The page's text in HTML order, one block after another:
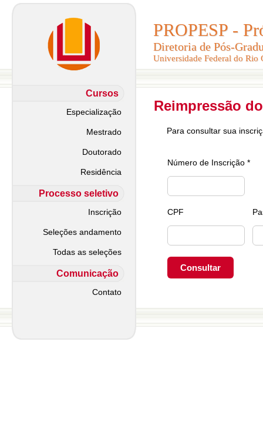
PROPESP -
Diretoria de Pós-
Universidade Federal do Rio
PROPESP -
Diretoria de Pós-
Universidade Federal do Rio
Cursos
Especialização
Mestrado
Doutorado
Residência
Processo seletivo
Inscrição
Seleções andamento
Todas as seleções
Comunicação
Contato
Reimpressão
Para consultar sua
Número de Inscrição *
CPF